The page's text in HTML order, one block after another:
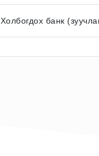
Холбогдох банк